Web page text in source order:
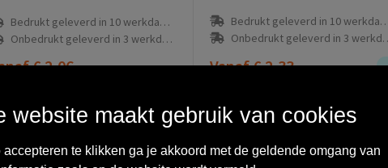
Bedrukt geleverd in 10 werkdag(en)
Onbedrukt geleverd in 3 werkdag(en)
€ 2,06
Bedrukt geleverd in 10 werkdag(en)
Onbedrukt geleverd in 3 werkdag(en)
Vanaf€ 2,33
website maakt gebruik van cookies
accepteren te klikken ga je akkoord met de geldende omgang van